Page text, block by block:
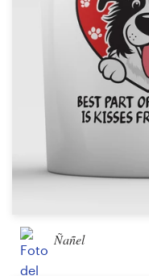
Ñañel